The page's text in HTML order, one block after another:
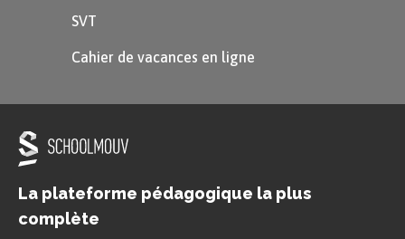
l’activité synthétique des
De nombreuses roches peuvent être
On peut aussi classer les roches
SVT
Cahier de vacances en ligne
La plateforme pédagogique la plus
complète